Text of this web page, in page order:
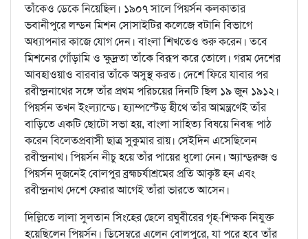
তাঁকেও ডেকে নিয়েছিল। ১৯০৭ সালে পিয়র্সন কলকাতার
ভবানীপুরে লন্ডন মিশন সোসাইটির কলেজে বটানি বিভাগে
অধ্যাপনার কাজে যোগ দেন। বাংলা শিখতেও শুরু করেন। তবে
মিশনের গোঁড়ামি ও ক্ষুদ্রতা তাঁকে বিরূপ করে তোলে। গরম দেশের
আবহাওয়াও বারবার তাঁকে অসুস্থ করত। দেশে ফিরে যাবার পর
রবীন্দ্রনাথের সঙ্গে তাঁর প্রথম পরিচয়ের দিনটি ছিল ১৯ জুন ১৯১২।
পিয়র্সন তখন ইংল্যান্ডে। হ্যাম্পস্টেড্‌ হীথে তাঁর আমন্ত্রণেই তাঁর
বাড়িতে একটি ছোটো সভা হয়, বাংলা সাহিত্য বিষয়ে নিবন্ধ পাঠ
করেন বিলেতপ্রবাসী ছাত্র সুকুমার রায়। সেইদিন এসেছিলেন
রবীন্দ্রনাথ। পিয়র্সন নীচু হয়ে তাঁর পায়ের ধুলো নেন। অ্যান্ড্‌রুজ ও
পিয়র্সন দুজনেই বোলপুর ব্রহ্মচর্যাশ্রমের প্রতি আকৃষ্ট হন এবং
রবীন্দ্রনাথ দেশে ফেরার আগেই তাঁরা ভারতে আসেন।
দিল্লিতে লালা সুলতান সিংহের ছেলে রঘুবীরের গৃহ-শিক্ষক নিযুক্ত
হয়েছিলেন পিয়র্সন। ডিসেম্বরে এলেন বোলপুরে, যা পরে হবে তাঁর